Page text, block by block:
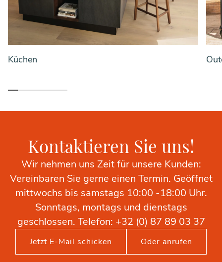
Küchen
Kontaktieren Sie uns!
Wir nehmen uns Zeit für unsere Kunden:
Vereinbaren Sie gerne einen Termin. Geöffnet
mittwochs bis samstags 10:00 -18:00 Uhr.
Sonntags, montags und dienstags
geschlossen. Telefon: +32 (0) 87 89 03 37
Jetzt E-Mail schicken Oder anrufen